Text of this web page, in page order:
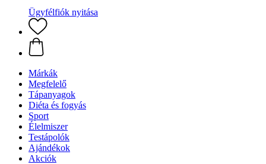
Ügyfélfiók nyitása
Márkák
Megfelelő
Tápanyagok
Diéta és fogyás
Sport
Élelmiszer
Testápolók
Ajándékok
Akciók